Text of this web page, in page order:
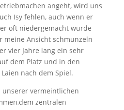
angeht, wird uns
Isy fehlen, auch wenn er
oft niedergemacht wurde
meine Ansicht schmunzeln
vier Jahre lang ein sehr
dem Platz und in den
nach dem Spiel.
unserer vermeintlichen
zentralen